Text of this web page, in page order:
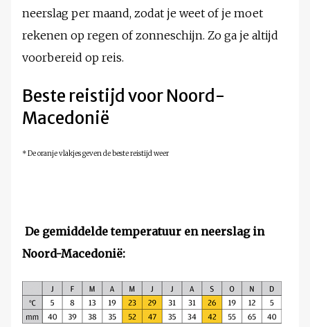
neerslag per maand, zodat je weet of je moet
rekenen op regen of zonneschijn. Zo ga je altijd
voorbereid op reis.
Beste reistijd voor Noord-
Macedonië
* De oranje vlakjes geven de beste reistijd weer
De gemiddelde temperatuur en neerslag in
Noord-Macedonië: